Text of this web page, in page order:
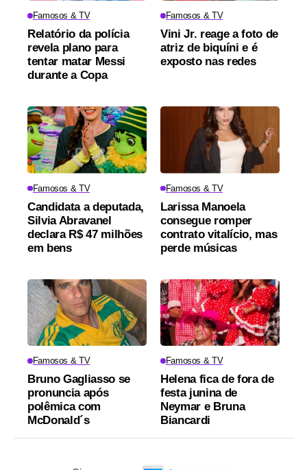
Famosos & TV
Relatório da polícia
revela plano para
tentar matar Messi
durante a Copa
Famosos & TV
Vini Jr. reage a foto de
atriz de biquíni e é
exposto nas redes
Famosos & TV
Candidata a deputada,
Silvia Abravanel
declara R$ 47 milhões
em bens
Famosos & TV
Larissa Manoela
consegue romper
contrato vitalício, mas
perde músicas
Famosos & TV
Bruno Gagliasso se
pronuncia após
polêmica com
McDonald´s
Famosos & TV
Helena fica de fora de
festa junina de
Neymar e Bruna
Biancardi